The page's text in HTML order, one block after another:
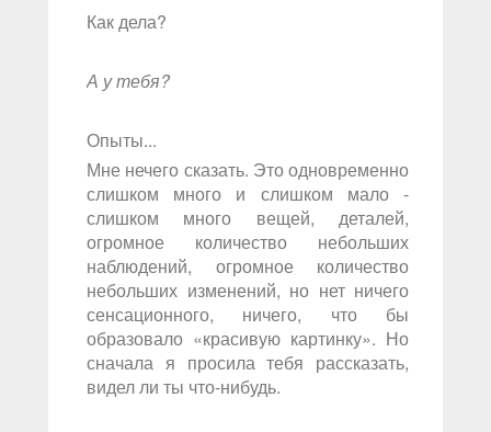
Как дела?
А у тебя?
Опыты...
Мне нечего сказать. Это одновременно
слишком много и слишком мало -
слишком много вещей, деталей,
огромное количество небольших
наблюдений, огромное количество
небольших изменений, но нет ничего
сенсационного, ничего, что бы
образовало «красивую картинку». Но
сначала я просила тебя рассказать,
видел ли ты что-нибудь.